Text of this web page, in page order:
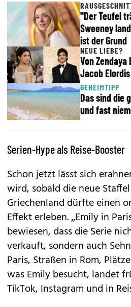
"Der Teufel
Sweeney
ist der Grund
NEUE LIEBE?
Von
Jacob
GEHEIMTIPP
Das sind die
und fast
Serien-Hype als Reise-Booster
Schon jetzt lässt sich
wird, sobald die neue
Griechenland dürfte einen
Effekt erleben. „Emily in
bewiesen, dass die Serie
verkauft, sondern auch
Paris, Straßen in Rom,
was Emily besucht, landet
TikTok, Instagram und in